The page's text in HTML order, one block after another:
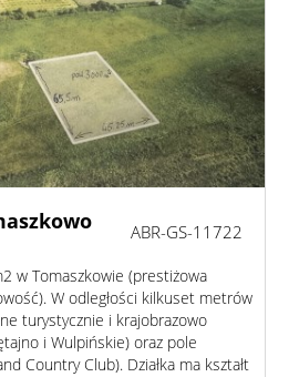
ABR-GS-11722
w Tomaszkowie (prestiżowa
W odległości kilkuset metrów
turystycznie i krajobrazowo
i Wulpińskie) oraz pole
Country Club). Działka ma kształt